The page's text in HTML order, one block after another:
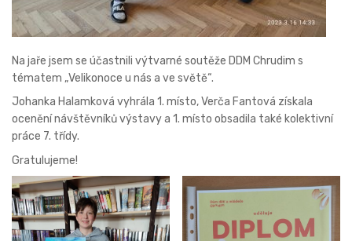
Na jaře jsem se účastnili výtvarné soutěže DDM Chrudim s
tématem „Velikonoce u nás a ve světě“.
Johanka Halamková vyhrála 1. místo, Verča Fantová získala
ocenění návštěvníků výstavy a 1. místo obsadila také kolektivní
práce 7. třídy.
Gratulujeme!